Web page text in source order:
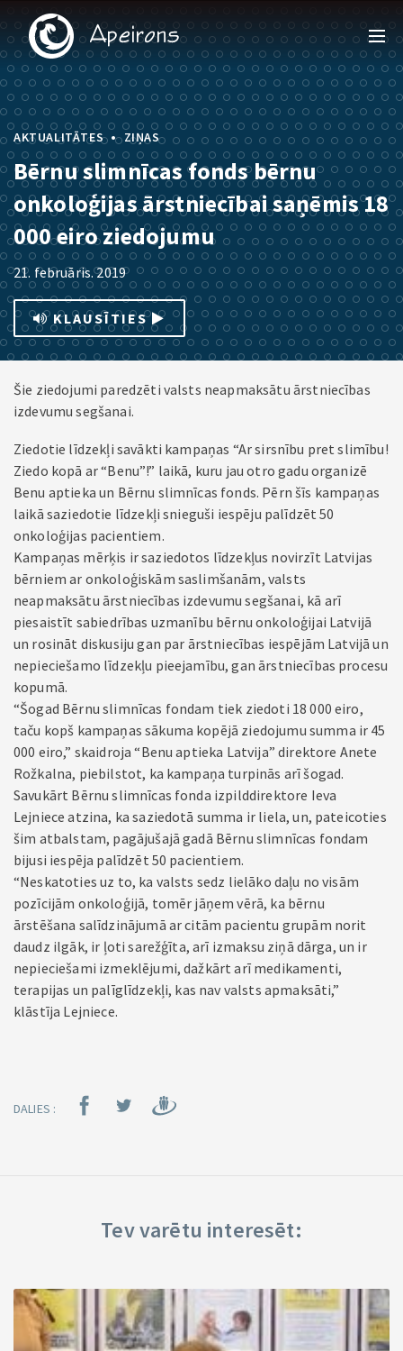
AKTUALITĀTES • ZIŅAS
Bērnu slimnīcas fonds bērnu
onkoloģijas ārstniecībai saņēmis 18
000 eiro ziedojumu
21. februāris. 2019
KLAUSĪTIES
Šie ziedojumi paredzēti valsts neapmaksātu ārstniecības
izdevumu segšanai.
Ziedotie līdzekļi savākti kampaņas “Ar sirsnību pret slimību!
Ziedo kopā ar “Benu”!” laikā, kuru jau otro gadu organizē
Benu aptieka un Bērnu slimnīcas fonds. Pērn šīs kampaņas
laikā saziedotie līdzekļi snieguši iespēju palīdzēt 50
onkoloģijas pacientiem.
Kampaņas mērķis ir saziedotos līdzekļus novirzīt Latvijas
bērniem ar onkoloģiskām saslimšanām, valsts
neapmaksātu ārstniecības izdevumu segšanai, kā arī
piesaistīt sabiedrības uzmanību bērnu onkoloģijai Latvijā
un rosināt diskusiju gan par ārstniecības iespējām Latvijā un
nepieciešamo līdzekļu pieejamību, gan ārstniecības procesu
kopumā.
“Šogad Bērnu slimnīcas fondam tiek ziedoti 18 000 eiro,
taču kopš kampaņas sākuma kopējā ziedojumu summa ir 45
000 eiro,” skaidroja “Benu aptieka Latvija” direktore Anete
Rožkalna, piebilstot, ka kampaņa turpinās arī šogad.
Savukārt Bērnu slimnīcas fonda izpilddirektore Ieva
Lejniece atzina, ka saziedotā summa ir liela, un, pateicoties
šim atbalstam, pagājušajā gadā Bērnu slimnīcas fondam
bijusi iespēja palīdzēt 50 pacientiem.
“Neskatoties uz to, ka valsts sedz lielāko daļu no visām
pozīcijām onkoloģijā, tomēr jāņem vērā, ka bērnu
ārstēšana salīdzinājumā ar citām pacientu grupām norit
daudz ilgāk, ir ļoti sarežģīta, arī izmaksu ziņā dārga, un ir
nepieciešami izmeklējumi, dažkārt arī medikamenti,
terapijas un palīglīdzekļi, kas nav valsts apmaksāti,”
klāstīja Lejniece.
DALIES :
Tev varētu interesēt: